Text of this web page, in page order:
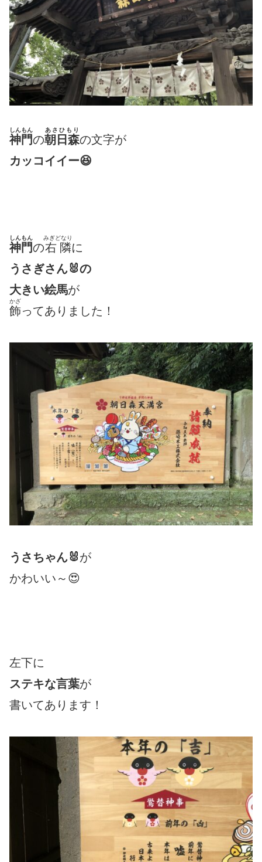
神門
しんもん
の朝日森
あさひもり
の文字が
カッコイイー😆
神門
しんもん
の右隣
みぎどなり
に
うさぎさん🐰の
大きい絵馬が
飾
かざ
ってありました！
うさちゃん🐰が
かわいい～😍
左下に
ステキな言葉が
書いてあります！